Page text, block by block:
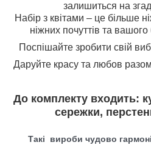
залишиться на
Набір з квітами – це більше
ніжних почуттів та
Поспішайте зробити свій
Даруйте красу та любов
До комплекту входить:
сережки,
Такі вироби чудово